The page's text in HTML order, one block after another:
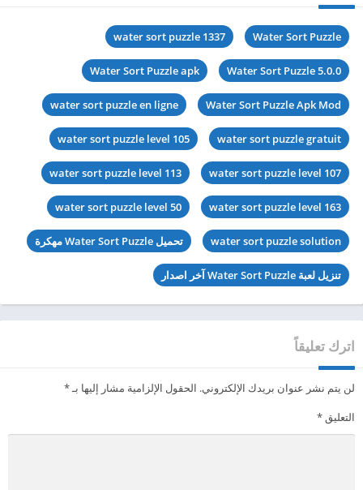
Water Sort Puzzle
water sort puzzle 1337
Water Sort Puzzle 5.0.0
Water Sort Puzzle apk
Water Sort Puzzle Apk Mod
water sort puzzle en ligne
water sort puzzle gratuit
water sort puzzle level 105
water sort puzzle level 107
water sort puzzle level 113
water sort puzzle level 163
water sort puzzle level 50
water sort puzzle solution تحميل Water Sort Puzzle مهكرة
تنزيل لعبة Water Sort Puzzle آخر اصدار
اترك تعليقاً
لن يتم نشر عنوان بريدك الإلكتروني. الحقول الإلزامية مشار إليها بـ*
التعليق*